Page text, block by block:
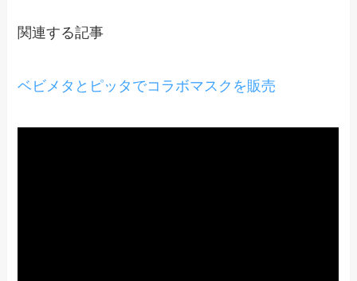
関連する記事
ベビメタとピッタでコラボマスクを販売